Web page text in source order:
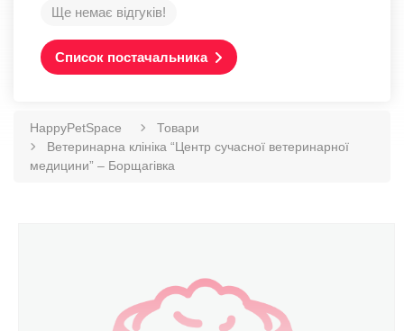
Ще немає відгуків!
Список постачальника
HappyPetSpace
Товари
Ветеринарна клініка “Центр сучасної ветеринарної
медицини” – Борщагівка